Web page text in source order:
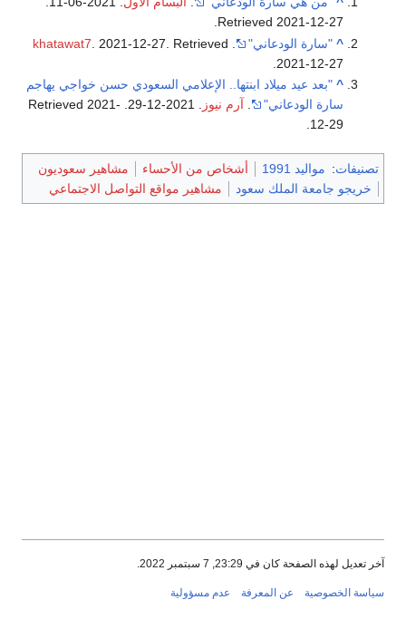
Retrieved 2021-12-27
^ "سارة الودعاني" khatawat7 . 2021-12-27 . Retrieved
2021-12-27
^ "بعد عيد ميلاد ابنتها.. الإعلامي السعودي حسن خواجي يهاجم
سارة الودعاني"
آرم نيوز
2021-
12-29
تصنيفات: مواليد 1991 أشخاص من الأحساء
مشاهير سعوديون
خريجو جامعة الملك سعود
مشاهير مواقع التواصل الاجتماعي
آخر تعديل لهذه الصفحة كان في 23:29, 7 سبتمبر 2022.
سياسة الخصوصية عن المعرفة عدم مسؤولية